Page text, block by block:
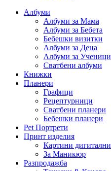
Албуми
Албуми за Мама
Албуми за Бебета
Бебешки визитки
Албуми за Деца
Албуми за Ученици
Сватбени албуми
Книжки
Планери
Графици
Рецептурници
Сватбени планери
Бебешки планери
Pet Портрети
Принт изделия
Картини дигитални
За Маникюр
Разпродажба